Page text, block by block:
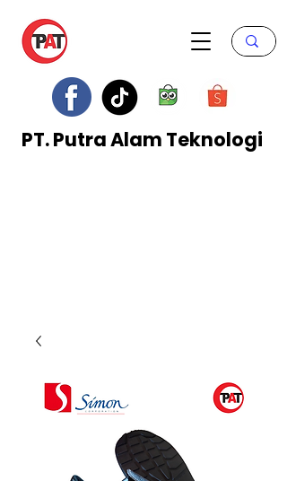
PT. Putra Alam Teknologi